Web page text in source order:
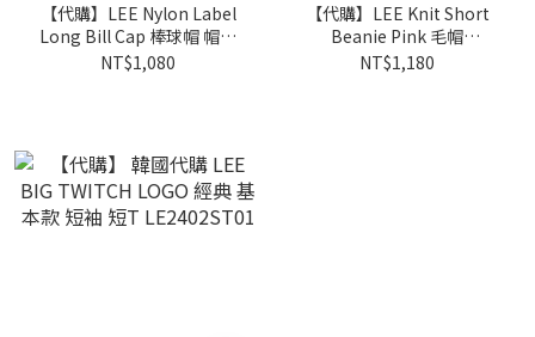
【代購】LEE Nylon Label
Long Bill Cap 棒球帽 帽子
LE2401CA23
NT$1,080
【代購】LEE Knit Short
Beanie Pink 毛帽
LE2304CA21
NT$1,180